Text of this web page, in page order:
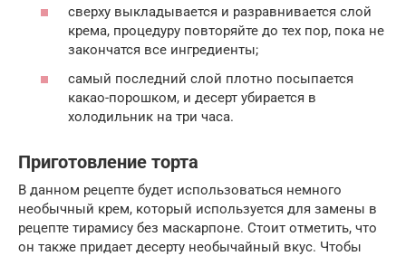
сверху выкладывается и разравнивается слой
крема, процедуру повторяйте до тех пор, пока не
закончатся все ингредиенты;
самый последний слой плотно посыпается
какао-порошком, и десерт убирается в
холодильник на три часа.
Приготовление торта
В данном рецепте будет использоваться немного
необычный крем, который используется для замены в
рецепте тирамису без маскарпоне. Стоит отметить, что
он также придает десерту необычайный вкус. Чтобы